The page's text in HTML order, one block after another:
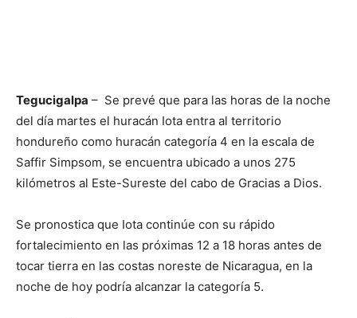
Tegucigalpa – Se prevé que para las horas de la noche
del día martes el huracán Iota entra al territorio
hondureño como huracán categoría 4 en la escala de
Saffir Simpsom, se encuentra ubicado a unos 275
kilómetros al Este-Sureste del cabo de Gracias a Dios.
Se pronostica que Iota continúe con su rápido
fortalecimiento en las próximas 12 a 18 horas antes de
tocar tierra en las costas noreste de Nicaragua, en la
noche de hoy podría alcanzar la categoría 5.